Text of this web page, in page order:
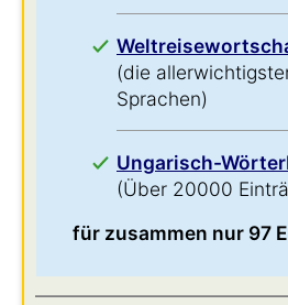
(die
Sprachen)
Ungarisch-
(Über 20000
für zusammen nur 97